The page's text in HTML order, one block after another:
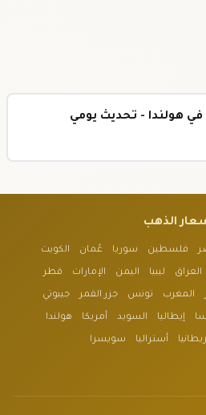
هولندا - تحديث يومي
الذهب
فلسطين سوريا عُمان الكويت
العراق ليبيا اليمن الإمارات قطر
المغرب تونس جزر القمر جيبوتي
إيطاليا السويد أمريكا هولندا
أستراليا سويسرا